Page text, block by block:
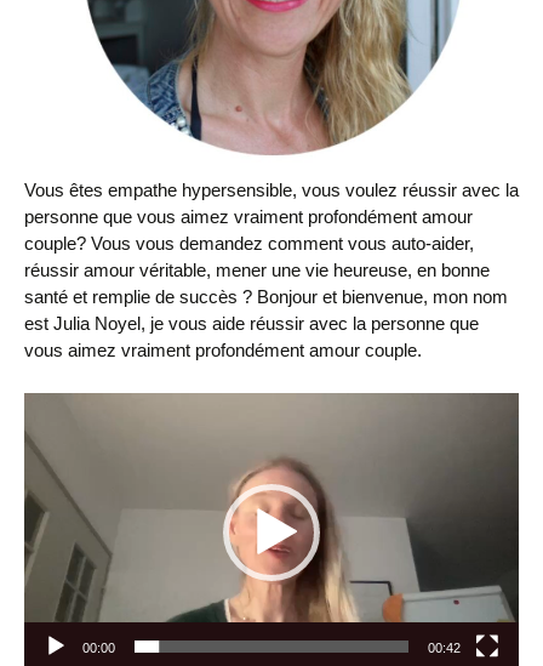
Vous êtes empathe hypersensible, vous voulez réussir avec la
personne que vous aimez vraiment profondément amour
couple? Vous vous demandez comment vous auto-aider,
réussir amour véritable, mener une vie heureuse, en bonne
santé et remplie de succès ? Bonjour et bienvenue, mon nom
est Julia Noyel, je vous aide réussir avec la personne que
vous aimez vraiment profondément amour couple.
vidéo
00:00 00:42